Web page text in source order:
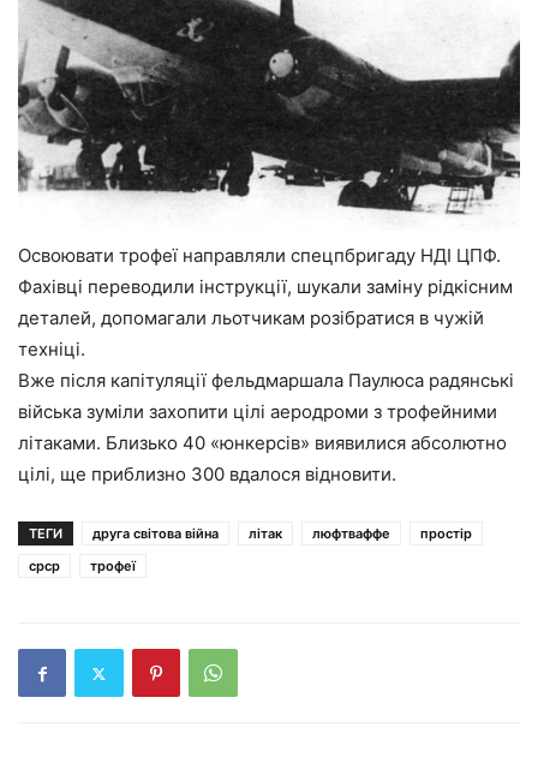
Освоювати трофеї направляли спецпбригаду НДІ ЦПФ.
Фахівці переводили інструкції, шукали заміну рідкісним
деталей, допомагали льотчикам розібратися в чужій
техніці.
Вже після капітуляції фельдмаршала Паулюса радянські
війська зуміли захопити цілі аеродроми з трофейними
літаками. Близько 40 «юнкерсів» виявилися абсолютно
цілі, ще приблизно 300 вдалося відновити.
ТЕГИ друга світова війна літак люфтваффе
простір
срср
трофеї